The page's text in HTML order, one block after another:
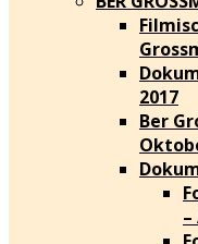
2017
Ber